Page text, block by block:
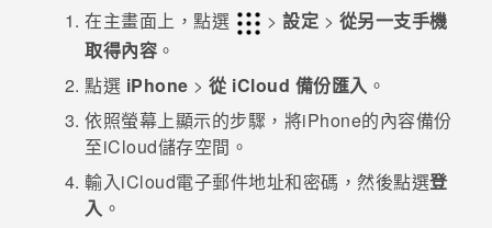
焦點訊息
校園專案
企業採購
銷售門市
銷售通路
支援服務
VIVELAND
在主畫面上，點選 > 設定 > 從另一支手機
取得內容 。
點選 iPhone > 從 iCloud 備份匯入 。
依照螢幕上顯示的步驟，將iPhone的內容備份
至iCloud儲存空間。
輸入iCloud電子郵件地址和密碼，然後點選登
入 。